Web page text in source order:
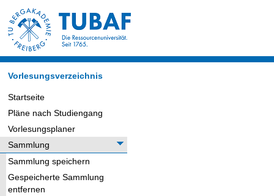
Vorlesungsverzeichnis
Startseite
Pläne nach Studiengang
Vorlesungsplaner
Sammlung
Sammlung speichern
Gespeicherte Sammlung
entfernen